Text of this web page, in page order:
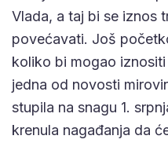
Vlada, a taj bi se iznos
povećavati. Još
koliko bi mogao
jedna od novosti
stupila na snagu 1.
krenula nagađanja da